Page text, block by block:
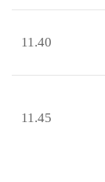
11.40
11.45